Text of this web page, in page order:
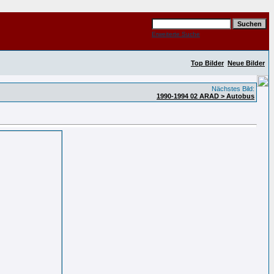
Erweiterte Suche
Top Bilder Neue Bilder
Nächstes Bild:
1990-1994 02 ARAD > Autobus